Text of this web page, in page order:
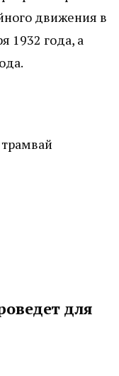
движения в
1932 года, а
трамвай
для